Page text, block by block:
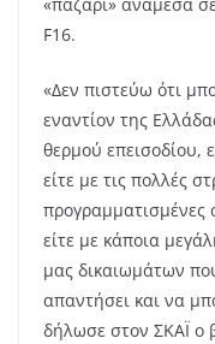
F16.
«Δεν πιστεύω ότι
εναντίον της
θερμού επεισοδίου,
είτε με τις πολλές
προγραμματισμένες
είτε με κάποια
μας δικαιωμάτων
απαντήσει και να
δήλωσε στον ΣΚΑΪ ο